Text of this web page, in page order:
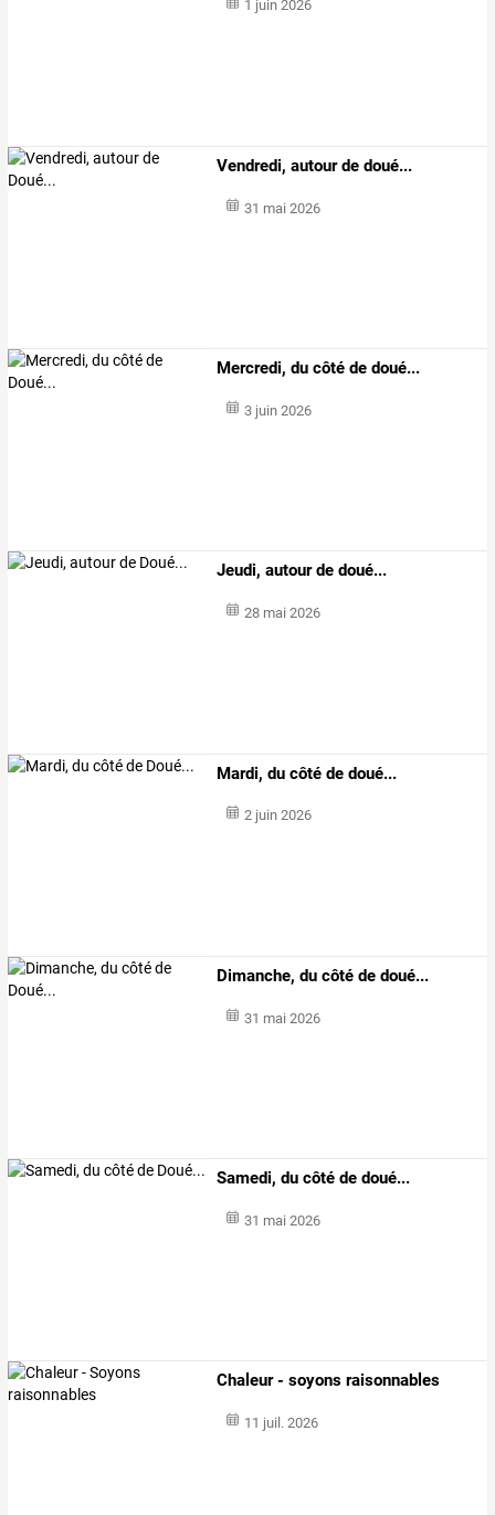
1 juin 2026
Vendredi, autour de doué...
31 mai 2026
Mercredi, du côté de doué...
3 juin 2026
Jeudi, autour de doué...
28 mai 2026
Mardi, du côté de doué...
2 juin 2026
Dimanche, du côté de doué...
31 mai 2026
Samedi, du côté de doué...
31 mai 2026
Chaleur - soyons raisonnables
11 juil. 2026